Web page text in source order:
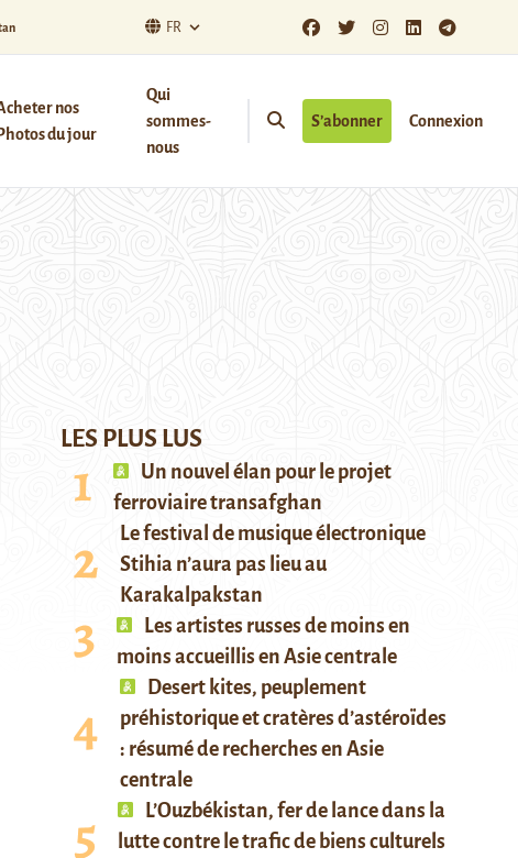
FR
nos
Photos du jour
Qui
sommes-
nous
S’abonner Connexion
LES PLUS LUS
Un nouvel élan pour le projet
ferroviaire transafghan
Le festival de musique électronique
Stihia n’aura pas lieu au
Karakalpakstan
Les artistes russes de moins en
moins accueillis en Asie centrale
Desert kites, peuplement
préhistorique et cratères d’astéroïdes
: résumé de recherches en Asie
centrale
L’Ouzbékistan, fer de lance dans la
lutte contre le trafic de biens culturels